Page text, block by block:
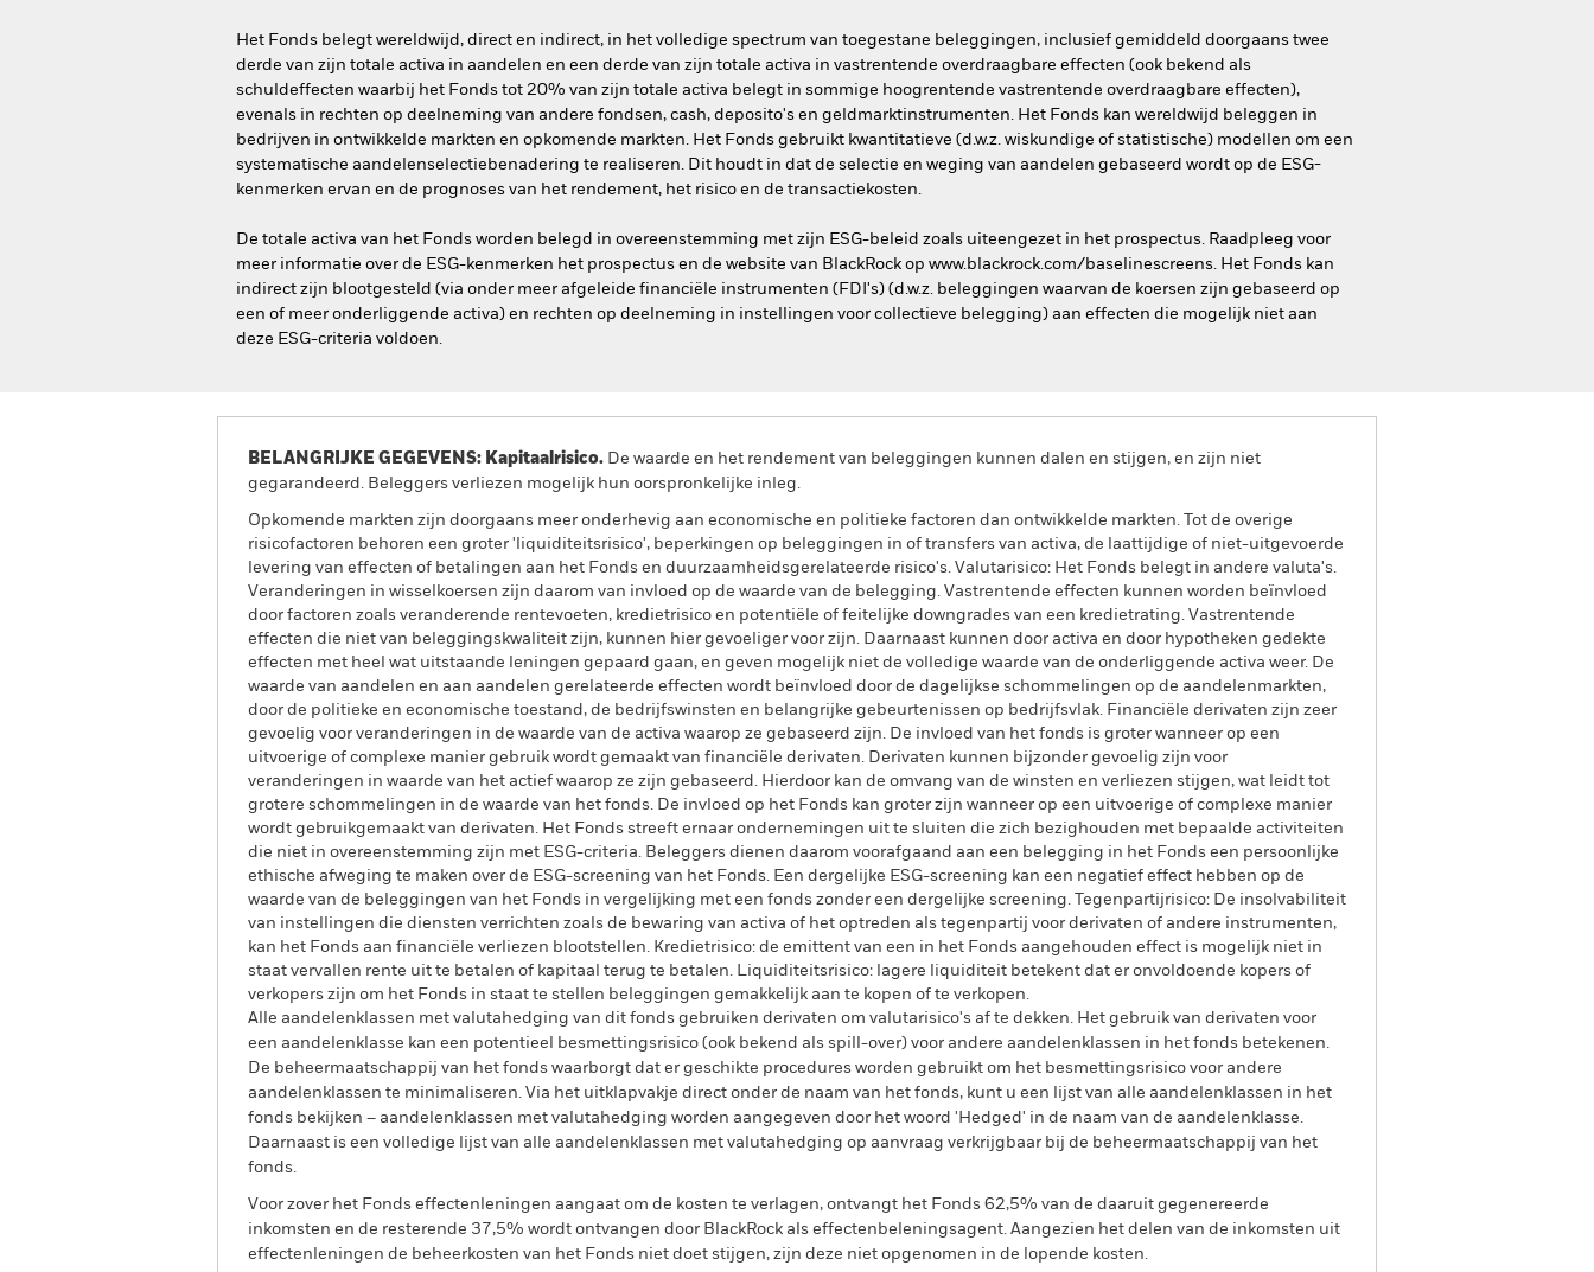
Het Fonds belegt wereldwijd, direct en indirect, in het volledige spectrum van toegestane beleggingen, inclusief gemiddeld doorgaans twee
derde van zijn totale activa in aandelen en een derde van zijn totale activa in vastrentende overdraagbare effecten (ook bekend als
schuldeffecten waarbij het Fonds tot 20% van zijn totale activa belegt in sommige hoogrentende vastrentende overdraagbare effecten),
evenals in rechten op deelneming van andere fondsen, cash, deposito's en geldmarktinstrumenten. Het Fonds kan wereldwijd beleggen in
bedrijven in ontwikkelde markten en opkomende markten. Het Fonds gebruikt kwantitatieve (d.w.z. wiskundige of statistische) modellen om een
systematische aandelenselectiebenadering te realiseren. Dit houdt in dat de selectie en weging van aandelen gebaseerd wordt op de ESG-
kenmerken ervan en de prognoses van het rendement, het risico en de transactiekosten.
De totale activa van het Fonds worden belegd in overeenstemming met zijn ESG-beleid zoals uiteengezet in het prospectus. Raadpleeg voor
meer informatie over de ESG-kenmerken het prospectus en de website van BlackRock op www.blackrock.com/baselinescreens. Het Fonds kan
indirect zijn blootgesteld (via onder meer afgeleide financiële instrumenten (FDI's) (d.w.z. beleggingen waarvan de koersen zijn gebaseerd op
een of meer onderliggende activa) en rechten op deelneming in instellingen voor collectieve belegging) aan effecten die mogelijk niet aan
deze ESG-criteria voldoen.
BELANGRIJKE GEGEVENS: Kapitaalrisico. De waarde en het rendement van beleggingen kunnen dalen en stijgen, en zijn niet
gegarandeerd. Beleggers verliezen mogelijk hun oorspronkelijke inleg.
Opkomende markten zijn doorgaans meer onderhevig aan economische en politieke factoren dan ontwikkelde markten. Tot de overige
risicofactoren behoren een groter 'liquiditeitsrisico', beperkingen op beleggingen in of transfers van activa, de laattijdige of niet-uitgevoerde
levering van effecten of betalingen aan het Fonds en duurzaamheidsgerelateerde risico's. Valutarisico: Het Fonds belegt in andere valuta's.
Veranderingen in wisselkoersen zijn daarom van invloed op de waarde van de belegging. Vastrentende effecten kunnen worden beïnvloed
door factoren zoals veranderende rentevoeten, kredietrisico en potentiële of feitelijke downgrades van een kredietrating. Vastrentende
effecten die niet van beleggingskwaliteit zijn, kunnen hier gevoeliger voor zijn. Daarnaast kunnen door activa en door hypotheken gedekte
effecten met heel wat uitstaande leningen gepaard gaan, en geven mogelijk niet de volledige waarde van de onderliggende activa weer. De
waarde van aandelen en aan aandelen gerelateerde effecten wordt beïnvloed door de dagelijkse schommelingen op de aandelenmarkten,
door de politieke en economische toestand, de bedrijfswinsten en belangrijke gebeurtenissen op bedrijfsvlak. Financiële derivaten zijn zeer
gevoelig voor veranderingen in de waarde van de activa waarop ze gebaseerd zijn. De invloed van het fonds is groter wanneer op een
uitvoerige of complexe manier gebruik wordt gemaakt van financiële derivaten. Derivaten kunnen bijzonder gevoelig zijn voor
veranderingen in waarde van het actief waarop ze zijn gebaseerd. Hierdoor kan de omvang van de winsten en verliezen stijgen, wat leidt tot
grotere schommelingen in de waarde van het fonds. De invloed op het Fonds kan groter zijn wanneer op een uitvoerige of complexe manier
wordt gebruikgemaakt van derivaten. Het Fonds streeft ernaar ondernemingen uit te sluiten die zich bezighouden met bepaalde activiteiten
die niet in overeenstemming zijn met ESG-criteria. Beleggers dienen daarom voorafgaand aan een belegging in het Fonds een persoonlijke
ethische afweging te maken over de ESG-screening van het Fonds. Een dergelijke ESG-screening kan een negatief effect hebben op de
waarde van de beleggingen van het Fonds in vergelijking met een fonds zonder een dergelijke screening. Tegenpartijrisico: De insolvabiliteit
van instellingen die diensten verrichten zoals de bewaring van activa of het optreden als tegenpartij voor derivaten of andere instrumenten,
kan het Fonds aan financiële verliezen blootstellen. Kredietrisico: de emittent van een in het Fonds aangehouden effect is mogelijk niet in
staat vervallen rente uit te betalen of kapitaal terug te betalen. Liquiditeitsrisico: lagere liquiditeit betekent dat er onvoldoende kopers of
verkopers zijn om het Fonds in staat te stellen beleggingen gemakkelijk aan te kopen of te verkopen.
Alle aandelenklassen met valutahedging van dit fonds gebruiken derivaten om valutarisico's af te dekken. Het gebruik van derivaten voor
een aandelenklasse kan een potentieel besmettingsrisico (ook bekend als spill-over) voor andere aandelenklassen in het fonds betekenen.
De beheermaatschappij van het fonds waarborgt dat er geschikte procedures worden gebruikt om het besmettingsrisico voor andere
aandelenklassen te minimaliseren. Via het uitklapvakje direct onder de naam van het fonds, kunt u een lijst van alle aandelenklassen in het
fonds bekijken – aandelenklassen met valutahedging worden aangegeven door het woord 'Hedged' in de naam van de aandelenklasse.
Daarnaast is een volledige lijst van alle aandelenklassen met valutahedging op aanvraag verkrijgbaar bij de beheermaatschappij van het
fonds.
Voor zover het Fonds effectenleningen aangaat om de kosten te verlagen, ontvangt het Fonds 62,5% van de daaruit gegenereerde
inkomsten en de resterende 37,5% wordt ontvangen door BlackRock als effectenbeleningsagent. Aangezien het delen van de inkomsten uit
effectenleningen de beheerkosten van het Fonds niet doet stijgen, zijn deze niet opgenomen in de lopende kosten.